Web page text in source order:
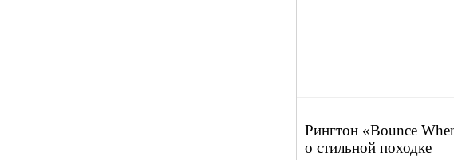
Рингтон «Bounce
о стильной походке